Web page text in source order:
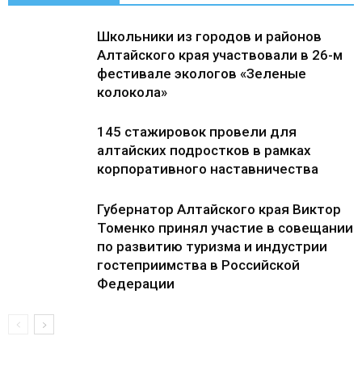
Школьники из городов и районов
Алтайского края участвовали в 26-м
фестивале экологов «Зеленые
колокола»
145 стажировок провели для
алтайских подростков в рамках
корпоративного наставничества
Губернатор Алтайского края Виктор
Томенко принял участие в совещании
по развитию туризма и индустрии
гостеприимства в Российской
Федерации